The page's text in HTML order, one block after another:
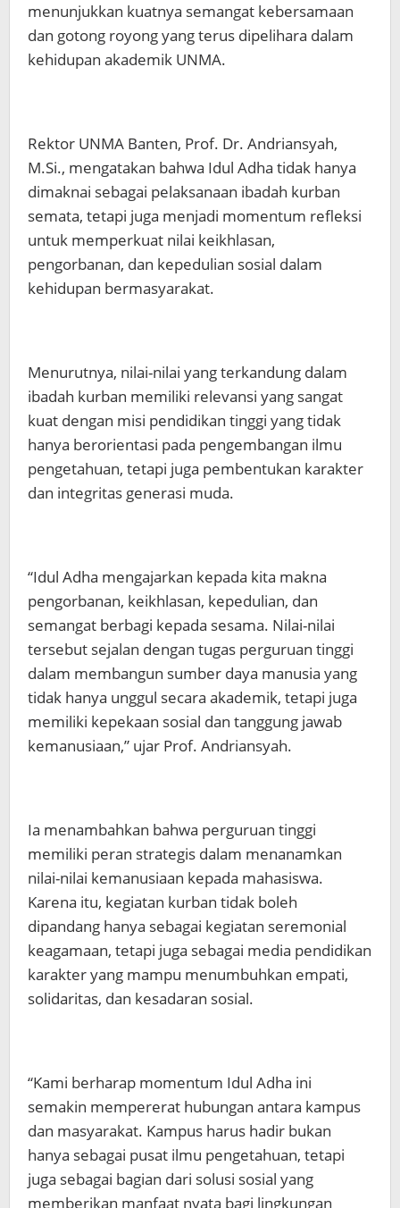
menunjukkan kuatnya semangat kebersamaan
dan gotong royong yang terus dipelihara dalam
kehidupan akademik UNMA.
Rektor UNMA Banten, Prof. Dr. Andriansyah,
M.Si., mengatakan bahwa Idul Adha tidak hanya
dimaknai sebagai pelaksanaan ibadah kurban
semata, tetapi juga menjadi momentum refleksi
untuk memperkuat nilai keikhlasan,
pengorbanan, dan kepedulian sosial dalam
kehidupan bermasyarakat.
Menurutnya, nilai-nilai yang terkandung dalam
ibadah kurban memiliki relevansi yang sangat
kuat dengan misi pendidikan tinggi yang tidak
hanya berorientasi pada pengembangan ilmu
pengetahuan, tetapi juga pembentukan karakter
dan integritas generasi muda.
“Idul Adha mengajarkan kepada kita makna
pengorbanan, keikhlasan, kepedulian, dan
semangat berbagi kepada sesama. Nilai-nilai
tersebut sejalan dengan tugas perguruan tinggi
dalam membangun sumber daya manusia yang
tidak hanya unggul secara akademik, tetapi juga
memiliki kepekaan sosial dan tanggung jawab
kemanusiaan,” ujar Prof. Andriansyah.
Ia menambahkan bahwa perguruan tinggi
memiliki peran strategis dalam menanamkan
nilai-nilai kemanusiaan kepada mahasiswa.
Karena itu, kegiatan kurban tidak boleh
dipandang hanya sebagai kegiatan seremonial
keagamaan, tetapi juga sebagai media pendidikan
karakter yang mampu menumbuhkan empati,
solidaritas, dan kesadaran sosial.
“Kami berharap momentum Idul Adha ini
semakin mempererat hubungan antara kampus
dan masyarakat. Kampus harus hadir bukan
hanya sebagai pusat ilmu pengetahuan, tetapi
juga sebagai bagian dari solusi sosial yang
memberikan manfaat nyata bagi lingkungan